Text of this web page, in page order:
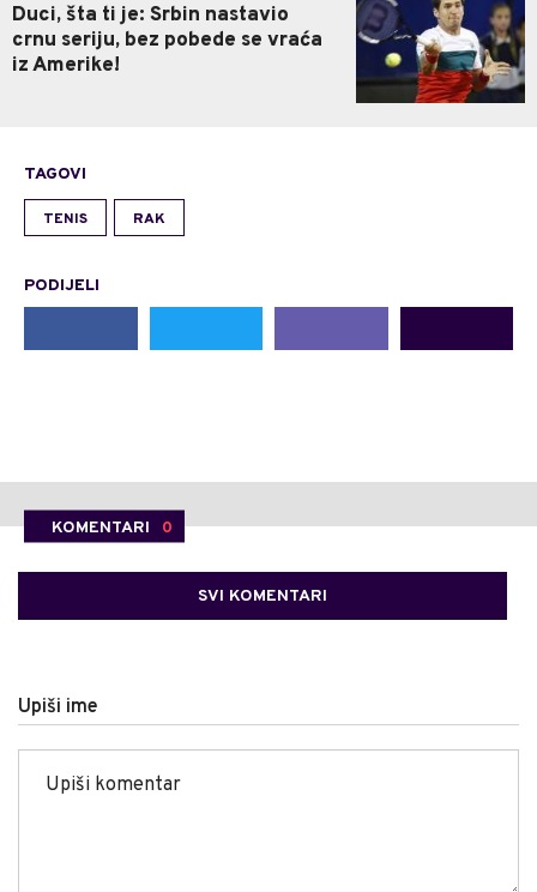
Duci, šta ti je: Srbin nastavio
crnu seriju, bez pobede se vraća
iz Amerike!
TAGOVI
TENIS RAK
PODIJELI
KOMENTARI 0
SVI KOMENTARI
Upiši ime